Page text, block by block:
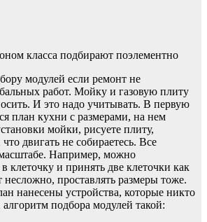
класса подбирают поэлементно
модулей если ремонт не
работ. Мойку и газовую плиту
И это надо учитывать. В первую
план кухни с размерами, на нем
мойки, рисуете плиту,
двигать не собираетесь. Все
Например, можно
клеточку и принять две клеточки как
несложно, проставлять размеры тоже.
нанесены устройства, которые никто
подбора модулей такой: